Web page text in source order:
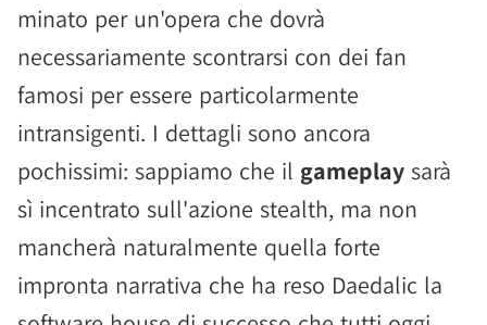
minato per un'opera che dovrà
necessariamente scontrarsi con dei fan
famosi per essere particolarmente
intransigenti. I dettagli sono ancora
pochissimi: sappiamo che il gameplay sarà
sì incentrato sull'azione stealth, ma non
mancherà naturalmente quella forte
impronta narrativa che ha reso Daedalic la